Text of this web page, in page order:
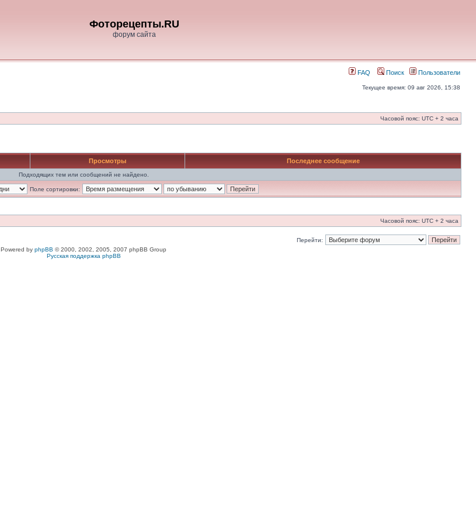
Фоторецепты.RU
форум сайта
FAQ Поиск Пользователи
Текущее время: 09 авг 2026, 15:38
Часовой пояс: UTC + 2 часа
Просмотры Последнее сообщение
Подходящих тем или сообщений не найдено.
Поле сортировки:
Часовой пояс: UTC + 2 часа
Перейти:
Powered by phpBB © 2000, 2002, 2005, 2007 phpBB Group
Русская поддержка phpBB